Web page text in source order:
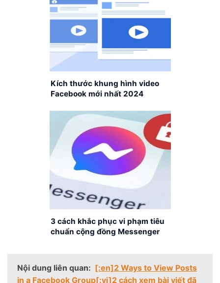
Kích thước khung hình video
Facebook mới nhất 2024
3 cách khắc phục vi phạm tiêu
chuẩn cộng đồng Messenger
Nội dung liên quan: [:en]2 Ways to View Posts
in a Facebook Group[:vi]2 cách xem bài viết đã